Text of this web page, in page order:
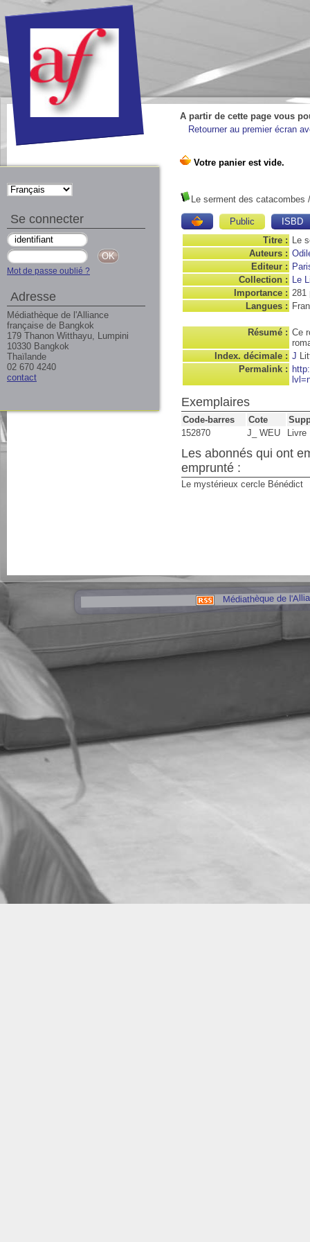
A partir de cette page vous
Retourner au premier écran
Le serment des catacombes
Public
ISBD
Titre : Le
Auteurs :
Editeur :
Collection : Le
Importance : 281
Langues :
Résumé : Ce
Index. décimale : J
Permalink :
Exemplaires
Code-barres Cote
152870
J_ WEU Livre
Les abonnés qui ont
emprunté :
Le mystérieux cercle Bénédict
Médiathèque de
Se connecter
Mot de passe oublié ?
Adresse
Médiathèque de l'Alliance
française de Bangkok
179 Thanon Witthayu, Lumpini
10330 Bangkok
Thaïlande
02 670 4240
contact